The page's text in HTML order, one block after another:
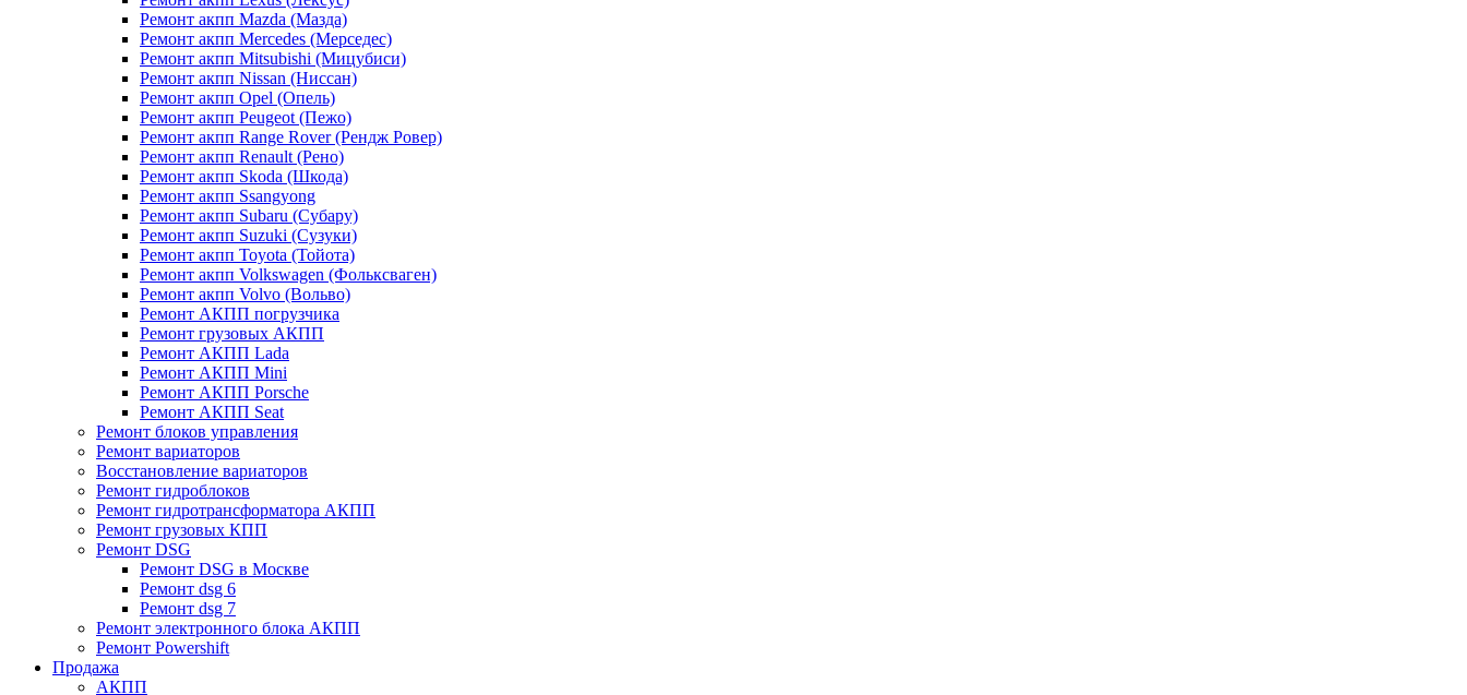
Ремонт акпп Mazda (Мазда)
Ремонт акпп Mercedes (Мерседес)
Ремонт акпп Mitsubishi (Мицубиси)
Ремонт акпп Nissan (Ниссан)
Ремонт акпп Opel (Опель)
Ремонт акпп Peugeot (Пежо)
Ремонт акпп Range Rover (Рендж Ровер)
Ремонт акпп Renault (Рено)
Ремонт акпп Skoda (Шкода)
Ремонт акпп Ssangyong
Ремонт акпп Subaru (Cубару)
Ремонт акпп Suzuki (Сузуки)
Ремонт акпп Toyota (Тойота)
Ремонт акпп Volkswagen (Фольксваген)
Ремонт акпп Volvo (Вольво)
Ремонт АКПП погрузчика
Ремонт грузовых АКПП
Ремонт АКПП Lada
Ремонт АКПП Mini
Ремонт АКПП Porsche
Ремонт АКПП Seat
Ремонт блоков управления
Ремонт вариаторов
Восстановление вариаторов
Ремонт гидроблоков
Ремонт гидротрансформатора АКПП
Ремонт грузовых КПП
Ремонт DSG
Ремонт DSG в Москве
Ремонт dsg 6
Ремонт dsg 7
Ремонт электронного блока АКПП
Ремонт Powershift
Продажа
АКПП